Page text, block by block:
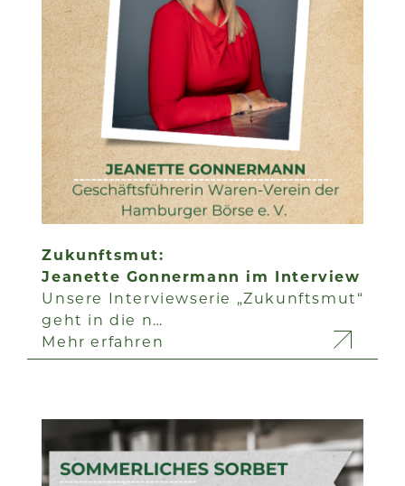
Zukunftsmut:
Jeanette Gonnermann im Interview
Unsere Interviewserie „Zukunftsmut“
geht in die n…
Mehr erfahren